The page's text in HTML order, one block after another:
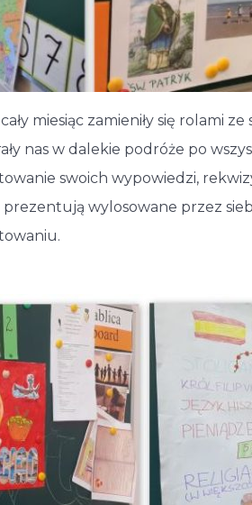
miesiąc zamieniły się rolami
nas w dalekie podróże po
swoich wypowiedzi,
wylosowane przez